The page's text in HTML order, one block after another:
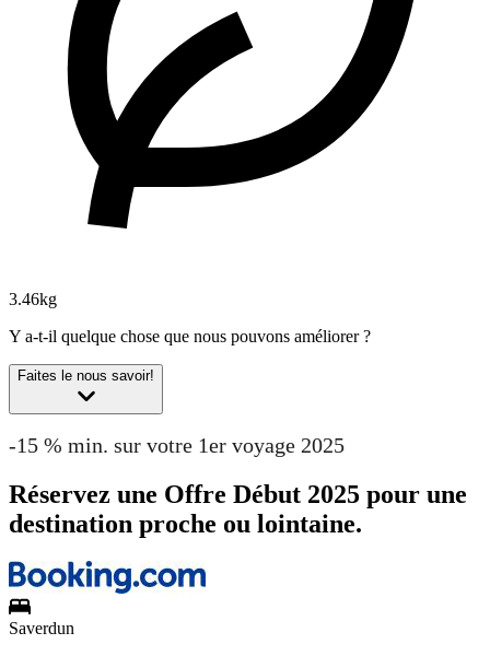
3.46kg
Y a-t-il quelque chose que nous pouvons améliorer ?
Faites le nous savoir!
-15 % min. sur votre 1er voyage 2025
Réservez une Offre Début 2025 pour une
destination proche ou lointaine.
Saverdun